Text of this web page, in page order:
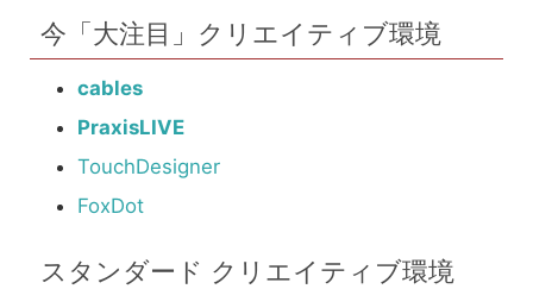
今「大注目」クリエイティブ環境
cables
PraxisLIVE
TouchDesigner
FoxDot
スタンダード クリエイティブ環境